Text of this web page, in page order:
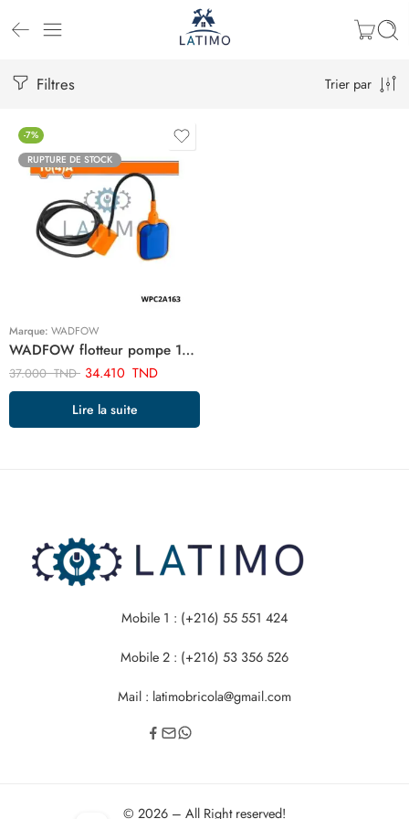
Filtres Trier par
-7%
RUPTURE DE STOCK
Marque: WADFOW
WADFOW flotteur pompe 16a 2.75m WPC2A163
37.000TND 34.410 TND
Lire la suite
Mobile 1 : (+216) 55 551 424
Mobile 2 : (+216) 53 356 526
Mail : latimobricola@gmail.com
© 2026 – All Right reserved!